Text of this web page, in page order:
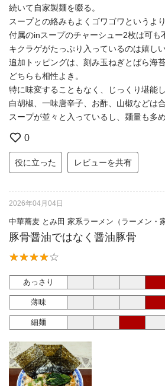
続いて自家製麺を啜る。
スープとの絡みもよくゴワゴワというよ
付属のinスープのチャーシュー2枚は可も
キクラゲがたっぷり入っているのは嬉しい
追加トッピングは、刻み玉ねぎとばら海苔
どちらも相性よき。
特に味変することもなく、じっくり堪能し
白胡椒、一味唐辛子、お酢、山椒などは合
スープが並々と入っているし、麺量も多
0
役に立った レビューを共有
2026年04月04日
中華蕎麦 とみ田 家系ラーメン（ラーメン・家
豚骨醤油ではなく醤油豚骨
あっさり
薄味
細麺